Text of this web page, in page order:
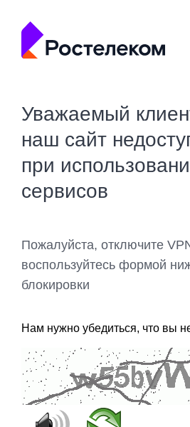
Уважаемый
наш сайт
при
сервисов
Пожалуйста, отключите
воспользуйтесь формой
блокировки
Нам нужно убедиться, что вы